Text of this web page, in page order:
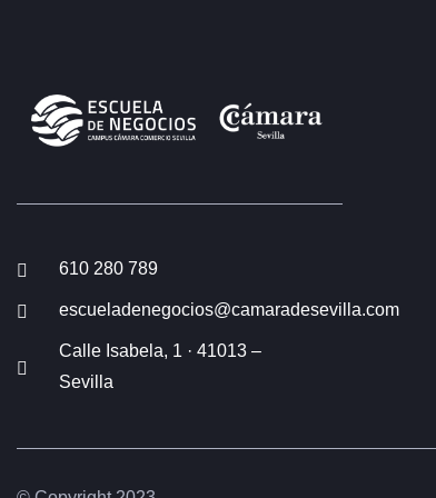
610 280 789
escueladenegocios@camaradesevilla.com
Calle Isabela, 1 · 41013 –
Sevilla